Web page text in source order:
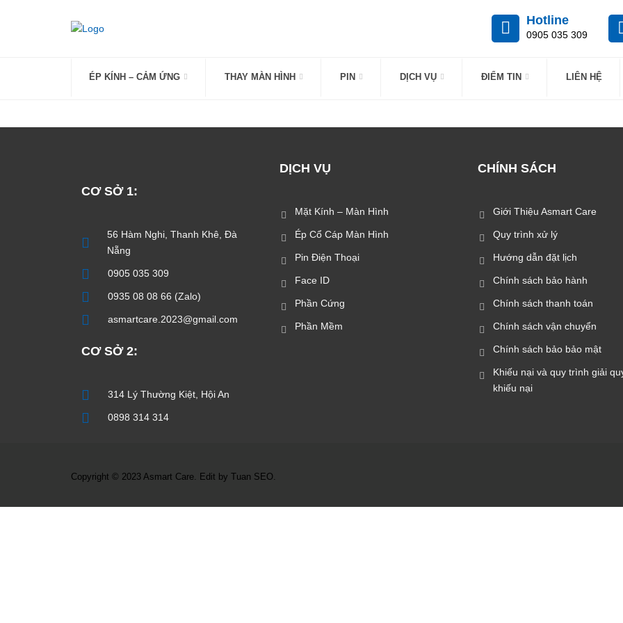
Hotline
0905 035 309
ÉP KÍNH – CẢM ỨNG THAY MÀN HÌNH PIN DỊCH VỤ ĐIỂM TIN LIÊN HỆ
CƠ SỞ 1:
56 Hàm Nghi, Thanh Khê, Đà
Nẵng
0905 035 309
0935 08 08 66 (Zalo)
asmartcare.2023@gmail.com
CƠ SỞ 2:
314 Lý Thường Kiệt, Hội An
0898 314 314
DỊCH VỤ
Mặt Kính – Màn Hình
Ép Cổ Cáp Màn Hình
Pin Điện Thoại
Face ID
Phần Cứng
Phần Mềm
CHÍNH SÁCH
Giới Thiệu Asmart Care
Quy trình xử lý
Hướng dẫn đặt lịch
Chính sách bảo hành
Chính sách thanh toán
Chính sách vận chuyển
Chính sách bảo bảo mật
Khiếu nại và quy trình giải
khiếu nại
Copyright © 2023 Asmart Care. Edit by Tuan SEO.